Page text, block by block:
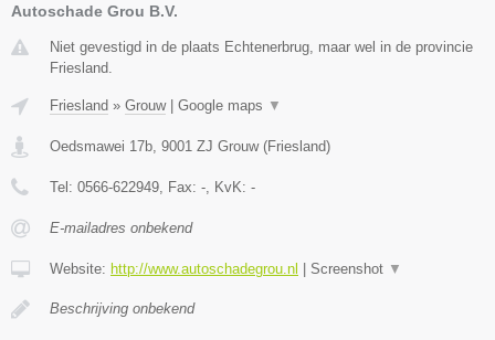
Autoschade Grou B.V.
Niet gevestigd in de plaats Echtenerbrug, maar wel in de provincie
Friesland.
Friesland » Grouw| Google maps ▼
Oedsmawei 17b, 9001 ZJ Grouw(Friesland)
Tel: 0566-622949, Fax: -, KvK: -
E-mailadres onbekend
Website: http://www.autoschadegrou.nl Screenshot ▼
Beschrijving onbekend